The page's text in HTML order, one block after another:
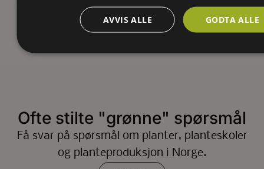
Sol
Ofte stilte "grønne" spørsmål
Få svar på spørsmål om planter, planteskoler
og planteproduksjon i Norge.
GODTA ALLE
AVVIS ALLE